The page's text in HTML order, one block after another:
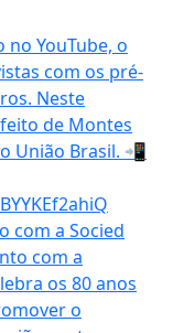
com a Socied